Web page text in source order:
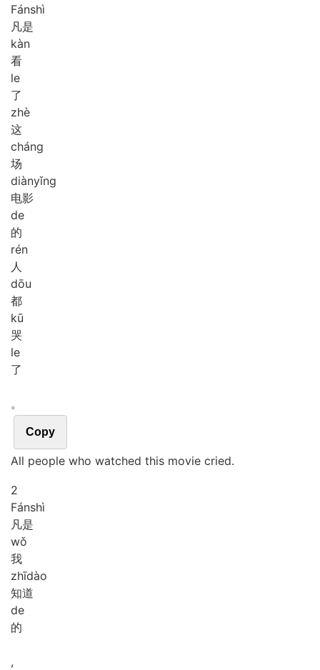
Fánshì
凡是
kàn
看
le
了
zhè
这
cháng
场
diànyǐng
电影
de
的
rén
人
dōu
都
kū
哭
le
了
。
Copy
All people who watched this movie cried.
2
Fánshì
凡是
wǒ
我
zhīdào
知道
de
的
,